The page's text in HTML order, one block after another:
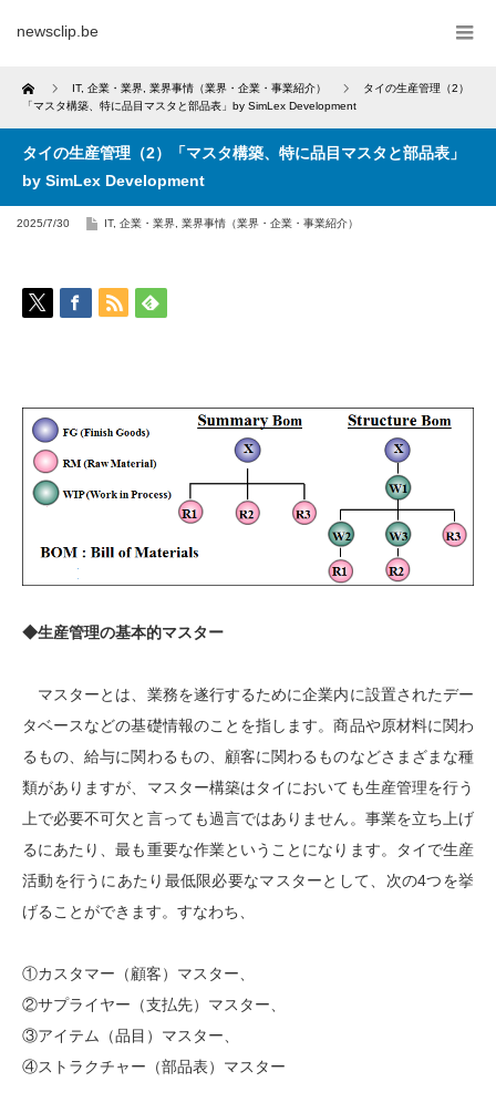
newsclip.be
Home IT, 企業・業界 業界事情（業界・企業・事業紹介）
タイの生産管理（2）
「マスタ構築、特に品目マスタと部品表」by SimLex Development
タイの生産管理（2）「マスタ構築、特に品目マスタと部品表」
by SimLex Development
2025/7/30 IT, 企業・業界 業界事情（業界・企業・事業紹介）
◆生産管理の基本的マスター
マスターとは、業務を遂行するために企業内に設置されたデー
タベースなどの基礎情報のことを指します。商品や原材料に関わ
るもの、給与に関わるもの、顧客に関わるものなどさまざまな種
類がありますが、マスター構築はタイにおいても生産管理を行う
上で必要不可欠と言っても過言ではありません。事業を立ち上げ
るにあたり、最も重要な作業ということになります。タイで生産
活動を行うにあたり最低限必要なマスターとして、次の4つを挙
げることができます。すなわち、
①カスタマー（顧客）マスター、
②サプライヤー（支払先）マスター、
③アイテム（品目）マスター、
④ストラクチャー（部品表）マスター